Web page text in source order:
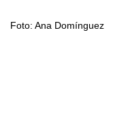
Foto: Ana Domínguez